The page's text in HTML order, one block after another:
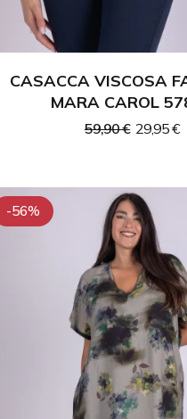
CASACCA VISCOSA
MARA CAROL
59,90 € 29,95 €
-56%